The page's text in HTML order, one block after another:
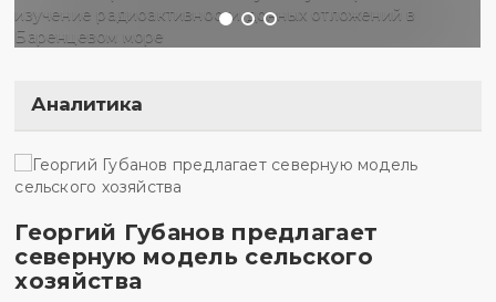
Аналитика
Георгий Губанов предлагает
северную модель сельского
хозяйства